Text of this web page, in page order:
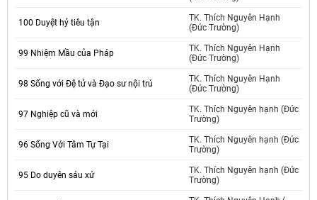
100 Duyệt hỷ tiêu tận
TK. Thích Nguyên Hạnh
(Đức Trường)
99 Nhiệm Mầu của Pháp
TK. Thích Nguyên Hạnh
(Đức Trường)
98 Sống với Đệ tử và Đạo sư nội trú
TK. Thích Nguyên Hạnh
(Đức Trường)
97 Nghiệp cũ và mới
TK. Thích Nguyên hạnh (Đức
Trường)
96 Sống Với Tâm Tự Tại
TK. Thích Nguyên hạnh (Đức
Trường)
95 Do duyên sáu xứ
TK. Thích Nguyên hạnh (Đức
Trường)